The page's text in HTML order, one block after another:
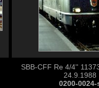
SBB-CFF Re 4/4''
24.9.1988
0200-0024-